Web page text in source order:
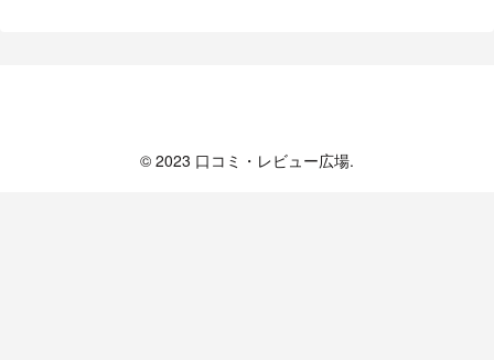
© 2023 口コミ・レビュー広場.